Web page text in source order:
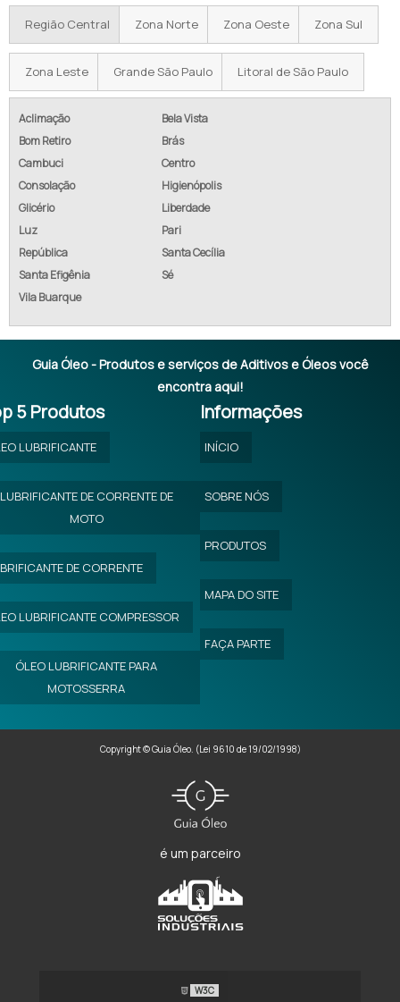
EMPRESA DE ÓLEO MINERAL EMULSIONÁVEL
FÁBRICA DE ÓLEO MINERAL EMULSIONÁVEL
FORNECEDOR DE ÓLEO MINERAL EMULSIONÁVEL
GRAXA LUBRIFICANTE COM BASE DE ÓLEO MINERAL G 67
LUBRIFICAÇÃO DE FIBRAS TÊXTEIS
ÓLEO MINERAL EMULSIONÁVEL A 2
ÓLEO MINERAL EMULSIONÁVEL A VENDA
ÓLEO MINERAL EMULSIONÁVEL COMPRAR
Região Central Zona Norte Zona Oeste Zona Sul
Zona Leste Grande São Paulo Litoral de São Paulo
Aclimação
Bela Vista
Bom Retiro
Brás
Cambuci
Centro
Consolação
Higienópolis
Glicério
Liberdade
Luz
Pari
República
Santa Cecília
Santa Efigênia
Sé
Vila Buarque
Guia Óleo - Produtos e serviços de Aditivos e Óleos você
encontra aqui!
5 Produtos
LUBRIFICANTE
LUBRIFICANTE DE CORRENTE DE
MOTO
DE CORRENTE
LUBRIFICANTE COMPRESSOR
ÓLEO LUBRIFICANTE PARA
MOTOSSERRA
Informações
INÍCIO
SOBRE NÓS
PRODUTOS
MAPA DO SITE
FAÇA PARTE
Copyright © Guia Óleo. (Lei 9610 de 19/02/1998)
é um parceiro
W3C